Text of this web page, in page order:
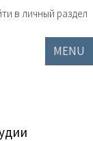
в личный раздел